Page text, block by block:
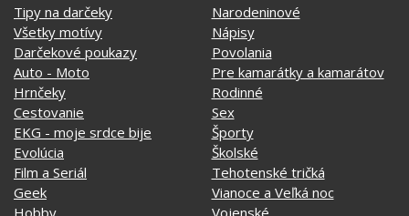
Evolúcia
Film a Seriál
Geek
Hobby
Hudobné
Jedlo, pitie a relax
Kvetiny
Láska
Školské
Tehotenské tričká
Vianoce a Veľká noc
Vojenské
Významné dni
Zvierata
MyShirt